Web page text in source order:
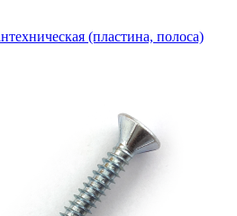
(пластина, полоса)